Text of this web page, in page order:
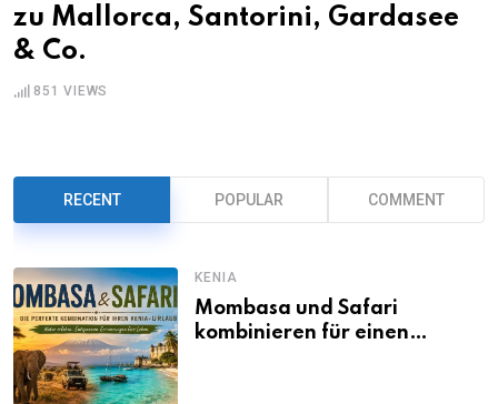
zu Mallorca, Santorini, Gardasee
& Co.
851 VIEWS
RECENT POPULAR COMMENT
KENIA
Mombasa und Safari
kombinieren für einen